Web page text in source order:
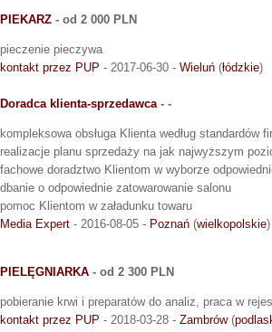
PIEKARZ - od 2 000 PLN
pieczenie pieczywa
kontakt przez PUP - 2017-06-30 - Wieluń (łódzkie)
Doradca klienta-sprzedawca- -
kompleksowa obsługa Klienta według standardów
realizacje planu sprzedaży na jak najwyższym
fachowe doradztwo Klientom w wyborze
dbanie o odpowiednie zatowarowanie salonu
pomoc Klientom w załadunku towaru
Media Expert - 2016-08-05 - Poznań (wielkopolskie)
PIELĘGNIARKA - od 2 300 PLN
pobieranie krwi i preparatów do analiz, praca w
kontakt przez PUP - 2018-03-28 - Zambrów(